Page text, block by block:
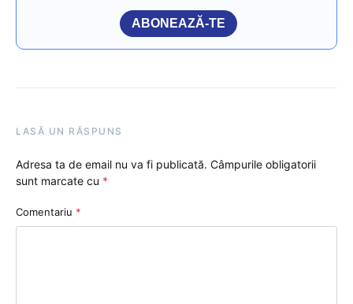
ABONEAZĂ-TE
LASĂ UN RĂSPUNS
Adresa ta de email nu va fi publicată. Câmpurile obligatorii
sunt marcate cu *
Comentariu *